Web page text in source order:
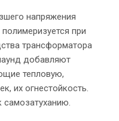
напряжения
при
трансформатора
добавляют
тепловую,
их огнестойкость.
самозатуханию.